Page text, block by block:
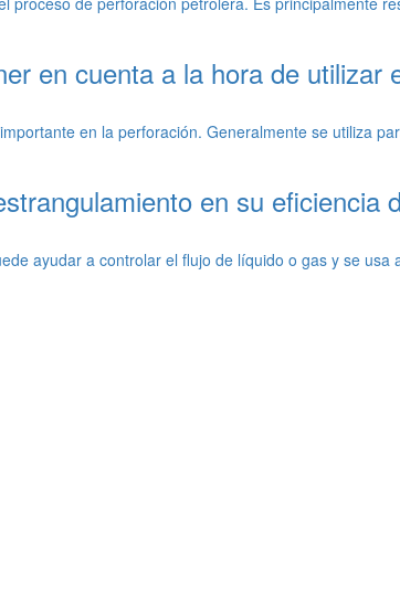
en cuenta a la hora de utilizar
en la perforación. Generalmente se utiliza
en su eficiencia
ayudar a controlar el flujo de líquido o gas y se